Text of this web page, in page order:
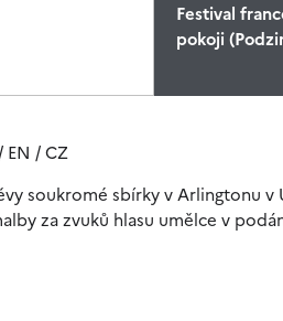
Festival
pokoji
EN / CZ
soukromé sbírky v Arlingtonu
za zvuků hlasu umělce v